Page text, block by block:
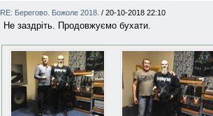
RE: Берегово. Божоле 2018. / 20-10-2018 22:10
Не заздріть. Продовжуємо бухати.